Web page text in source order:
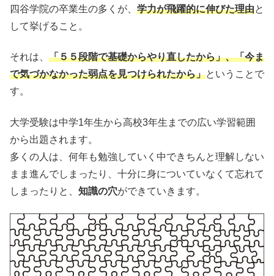
四谷学院の卒業生の多くが、 学力が飛躍的に伸びた理由と
して挙げること。
それは、 「５５段階で基礎からやり直したから」、「今ま
で気づかなかった弱点を見つけられたから」ということで
す。
大学受験は中学1年生から高校3年生までの広い学習範囲
から出題されます。
多くの人は、何年も勉強していく中できちんと理解しない
まま進んでしまったり、十分に身についていなくて忘れて
しまったりと、 知識の穴ができていきます。